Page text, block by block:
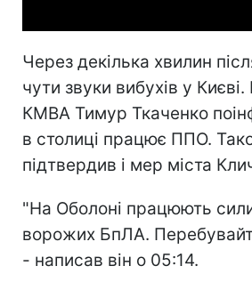
Через декілька хвилин
чути звуки вибухів у
КМВА Тимур Ткаченко
в столиці працює ППО.
підтвердив і мер міста
"На Оболоні працюють
ворожих БпЛА.
- написав він о 05:14.